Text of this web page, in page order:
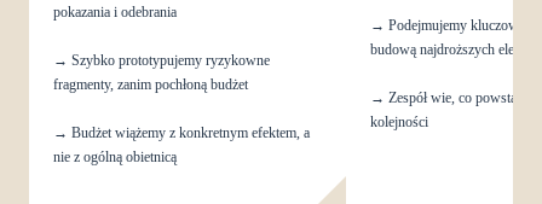
pokazania i odebrania
→ Szybko prototypujemy ryzykowne
fragmenty, zanim pochłoną budżet
→ Budżet wiążemy z konkretnym efektem, a
nie z ogólną obietnicą
→ Podejmujemy kluczowe
budową najdroższych
→ Zespół wie, co powstaje,
kolejności